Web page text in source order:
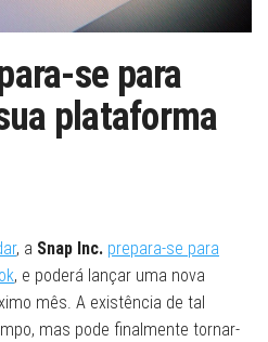
se para
plataforma
, a Snap Inc. prepara-se para
, e poderá lançar uma nova
mês. A existência de tal
mas pode finalmente tornar-